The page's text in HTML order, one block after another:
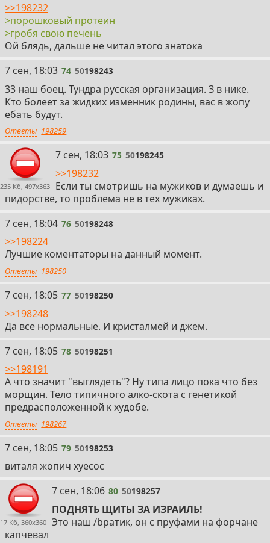
>>198232
>порошковый протеин
>гробя свою печень
Ой блядь, дальше не читал этого знатока
74
7 сен, 18:03 74 50198243
33 наш боец. Тундра русская организация. З в нике.
Кто болеет за жидких изменник родины, вас в жопу
ебать будут.
Ответы 198259
235 Кб, 497x363
75
7 сен, 18:03 75 50198245
>>198232
Если ты смотришь на мужиков и думаешь и
пидорстве, то проблема не в тех мужиках.
76
7 сен, 18:04 76 50198248
>>198224
Лучшие коментаторы на данный момент.
Ответы 198250
77
7 сен, 18:05 77 50198250
>>198248
Да все нормальные. И кристалмей и джем.
78
7 сен, 18:05 78 50198251
>>198191
А что значит "выглядеть"? Ну типа лицо пока что без
морщин. Тело типичного алко-скота с генетикой
предрасположенной к худобе.
Ответы 198267
79
7 сен, 18:05 79 50198253
виталя жопич хуесос
17 Кб, 360x360
80
7 сен, 18:06 80 50198257
ПОДНЯТЬ ЩИТЫ ЗА ИЗРАИЛЬ!
Это наш /bратик, он с пруфами на форчане
капчевал